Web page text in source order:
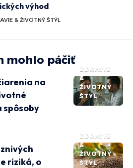
výhod
& ŽIVOTNÝ ŠTÝL
mohlo páčiť
ZDRAVIE
&
ŽIVOTNÝ
ŠTÝL
na
spôsoby
ZDRAVIE
&
ŽIVOTNÝ
ŠTÝL
riziká, o